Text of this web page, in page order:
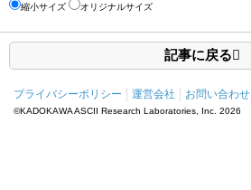
縮小サイズ オリジナルサイズ
記事に戻る
プライバシーポリシー 運営会社 お問い合わせ
©KADOKAWA ASCII Research Laboratories, Inc. 2026